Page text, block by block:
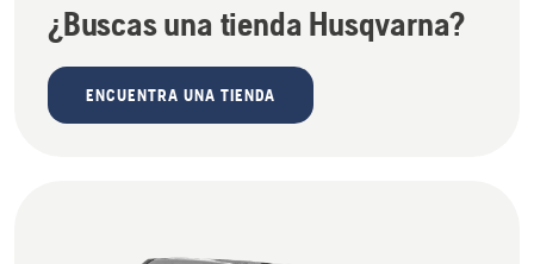
¿Buscas una tienda Husqvarna?
ENCUENTRA UNA TIENDA